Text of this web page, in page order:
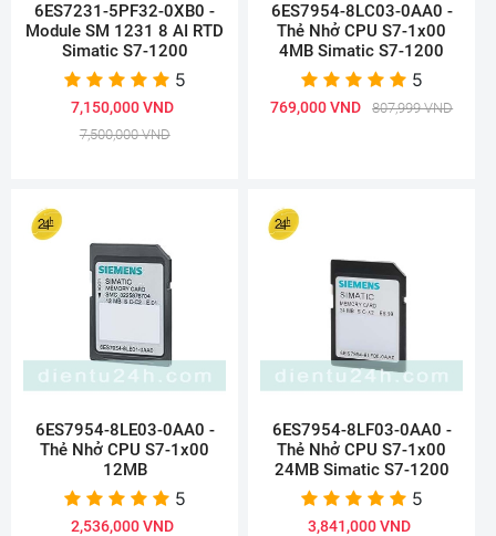
6ES7231-5PF32-0XB0 -
Module SM 1231 8 AI RTD
Simatic S7-1200
5
7,150,000 VND
7,500,000 VND
6ES7954-8LC03-0AA0 -
Thẻ Nhở CPU S7-1x00
4MB Simatic S7-1200
5
769,000 VND 807,999 VND
6ES7954-8LE03-0AA0 -
Thẻ Nhở CPU S7-1x00
12MB
5
2,536,000 VND
6ES7954-8LF03-0AA0 -
Thẻ Nhở CPU S7-1x00
24MB Simatic S7-1200
5
3,841,000 VND